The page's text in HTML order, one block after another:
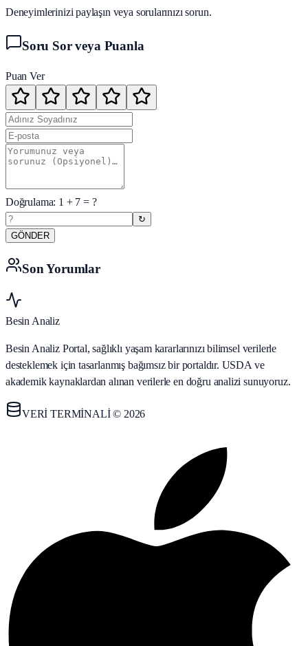
Deneyimlerinizi paylaşın veya sorularınızı sorun.
Soru Sor veya Puanla
Puan Ver
Doğrulama: 1 + 7 = ?
↻
GÖNDER
Son Yorumlar
Besin Analiz
Besin Analiz Portal, sağlıklı yaşam kararlarınızı bilimsel verilerle
desteklemek için tasarlanmış bağımsız bir portaldır. USDA ve
akademik kaynaklardan alınan verilerle en doğru analizi sunuyoruz.
VERİ TERMİNALİ © 2026